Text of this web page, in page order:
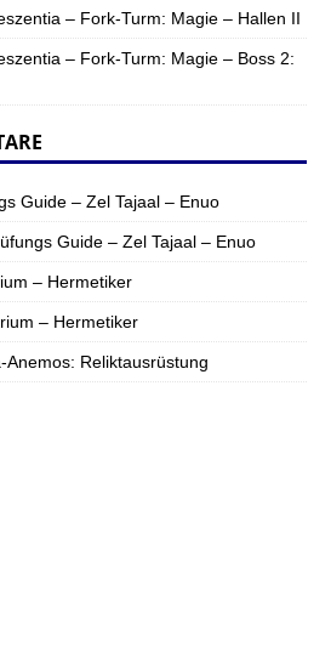
– Fork-Turm: Magie – Hallen II
– Fork-Turm: Magie – Boss 2:
Guide – Zel Tajaal – Enuo
Guide – Zel Tajaal – Enuo
– Hermetiker
– Hermetiker
Anemos: Reliktausrüstung